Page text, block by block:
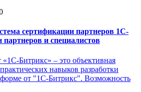
сертификации партнеров 1С-
и специалистов
Битрикс» – это объективная
навыков разработки
от "1С-Битрикс". Возможность